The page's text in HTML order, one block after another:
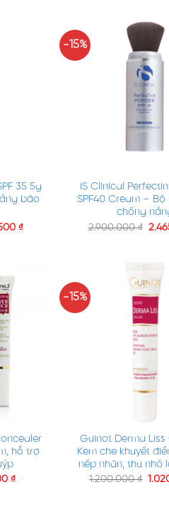
35 5g
bảo
₫
-15%
iS Clinical
SPF40 Cream –
chống
2.900.000₫
hỗ trợ
₫
-15%
Guinot Derma
Kem che khuyết
nếp nhăn, thu nhỏ
1.200.000₫